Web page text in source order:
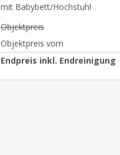
mit Babybett/Hochstuhl
Objektpreis
Objektpreis vom
Endpreis inkl. Endreinigung